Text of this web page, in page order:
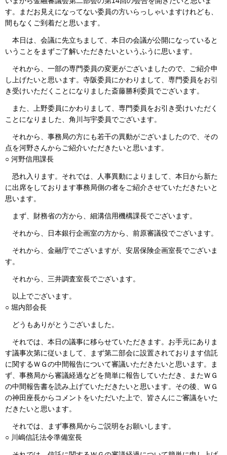
す。まだお見えになってない委員の方いらっしゃいますけれども、
間もなくご到着だと思います。
本日は、会議に先立ちまして、本日の会議が公開になっていると
いうことをまずご了解いただきたいというふうに思います。
それから、一部の専門委員の変更がございましたので、ご紹介申
し上げたいと思います。寺阪委員にかわりまして、専門委員をお引
き受けいただくことになりました斎藤勝利委員でございます。
また、上野委員にかわりまして、専門委員をお引き受けいただく
ことになりました、角川与宇委員でございます。
それから、事務局の方にも若干の異動がございましたので、その
点を河野さんからご紹介いただきたいと思います。
○ 河野信用課長
恐れ入ります。それでは、人事異動によりまして、本日から新た
に出席をしております事務局側の者をご紹介させていただきたいと
思います。
まず、財務省の方から、細溝信用機構課長でございます。
それから、日本銀行企画室の方から、前原審議役でございます。
それから、金融庁でございますが、安居保険企画室長でございま
す。
それから、三井調査室長でございます。
以上でございます。
○ 堀内部会長
どうもありがとうございました。
それでは、本日の議事に移らせていただきます。お手元にありま
す議事次第に従いまして、まず第二部会に設置されております信託
に関するＷＧの中間報告について審議いただきたいと思います。ま
ず、事務局から審議経過などを簡単に報告していただき、またＷＧ
の中間報告書を読み上げていただきたいと思います。その後、ＷＧ
の神田座長からコメントをいただいた上で、皆さんにご審議をいた
だきたいと思います。
それでは、まず事務局からご説明をお願いします。
○ 川嶋信託法令準備室長